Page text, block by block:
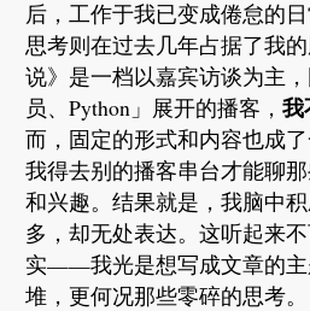
后，工作于我已变成倦怠的
思考则在过去几年占据了我
说》是一档以嘉宾访谈为主
员、Python」展开的播客， 我
而，固定的形式和内容也成
我得去别的播客串台才能聊
和兴趣。结果就是，我脑中
多，却无处表达。这听起来
实——我光是想写成文章的主
堆，更何况那些零碎的思考。